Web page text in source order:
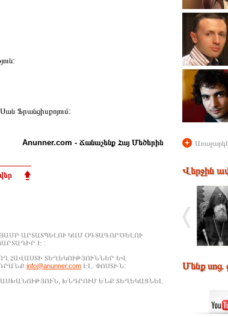
Ֆրանցիսքոյում:
Anunner.com - Ճանաչենք Հայ Մեծերին
ԱՐՏԱՏՊԵԼՈՒ ԿԱՄ ՕԳՏԱԳՈՐԾԵԼՈՒ
Է :
ՀԱՎԱՍՏԻ ՏԵՂԵԿՈՒԹՅՈՒՆՆԵՐ ԵՎ
info@anunner.com ԷԼ. ՓՈՍՏԻՆ:
ԽՆԴՐՈՒՄ ԵՆՔ ՏԵՂԵԿԱՑՆԵԼ
+
Վերջին
Մենք սոց.